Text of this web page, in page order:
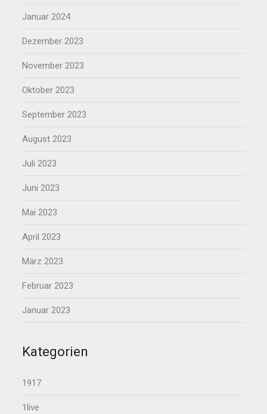
Januar 2024
Dezember 2023
November 2023
Oktober 2023
September 2023
August 2023
Juli 2023
Juni 2023
Mai 2023
April 2023
März 2023
Februar 2023
Januar 2023
Kategorien
1917
1live